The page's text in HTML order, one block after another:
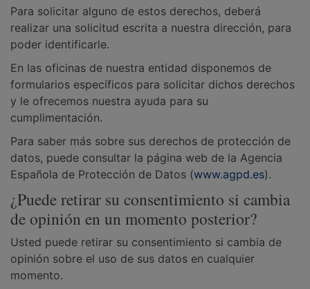
Para solicitar alguno de estos derechos, deberá
realizar una solicitud escrita a nuestra dirección, para
poder identificarle.
En las oficinas de nuestra entidad disponemos de
formularios específicos para solicitar dichos derechos
y le ofrecemos nuestra ayuda para su
cumplimentación.
Para saber más sobre sus derechos de protección de
datos, puede consultar la página web de la Agencia
Española de Protección de Datos (www.agpd.es).
¿Puede retirar su consentimiento si cambia
de opinión en un momento posterior?
Usted puede retirar su consentimiento si cambia de
opinión sobre el uso de sus datos en cualquier
momento.